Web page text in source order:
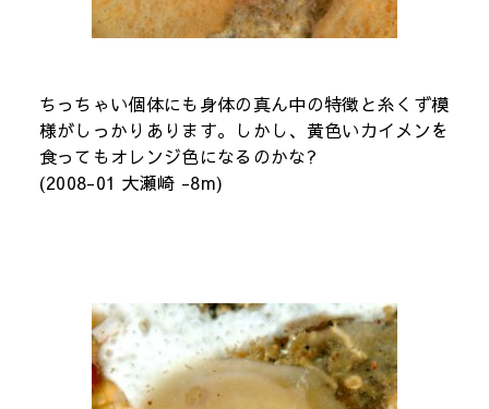
ちっちゃい個体にも身体の真ん中の特徴と糸くず模
様がしっかりあります。しかし、黄色いカイメンを
食ってもオレンジ色になるのかな?
(2008-01 大瀬崎 -8m)